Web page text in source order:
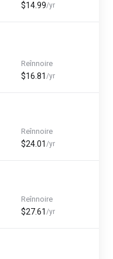
$14.99/yr
Reînnoire
$16.81 /yr
Reînnoire
$24.01 /yr
Reînnoire
$27.61 /yr